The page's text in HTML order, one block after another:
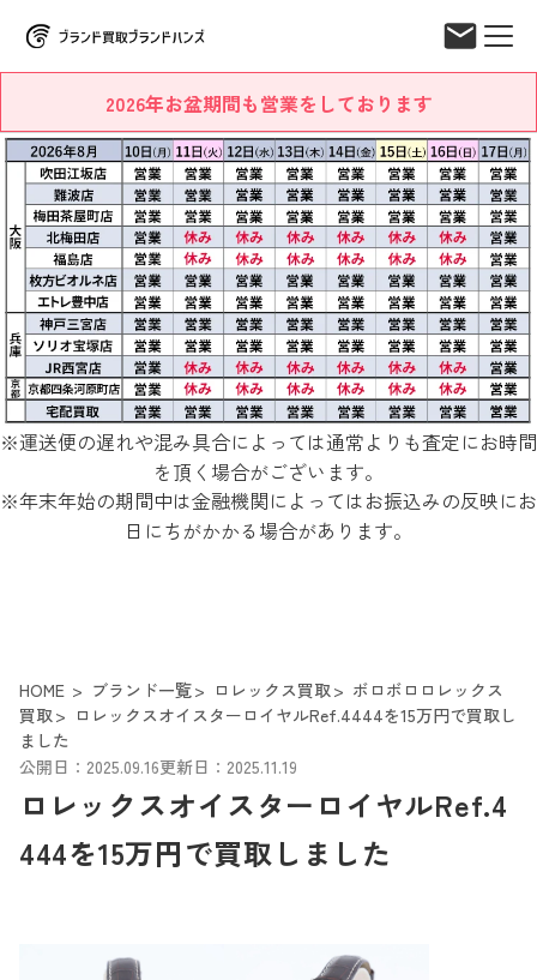
2026年お盆期間も営業をしております
※運送便の遅れや混み具合によっては通常よりも査定にお時間
を頂く場合がございます。
※年末年始の期間中は金融機関によってはお振込みの反映にお
日にちがかかる場合があります。
HOME ブランド一覧 ロレックス買取
ボロボロロレックス
買取
ロレックスオイスターロイヤルRef.4444を15万円で買取し
ました
公開日：2025.09.16更新日：2025.11.19
ロレックスオイスターロイヤルRef.4
444を15万円で買取しました